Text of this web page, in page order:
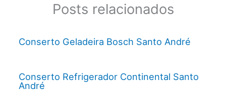
Posts relacionados
Conserto Geladeira Bosch Santo André
Conserto Refrigerador Continental Santo
André